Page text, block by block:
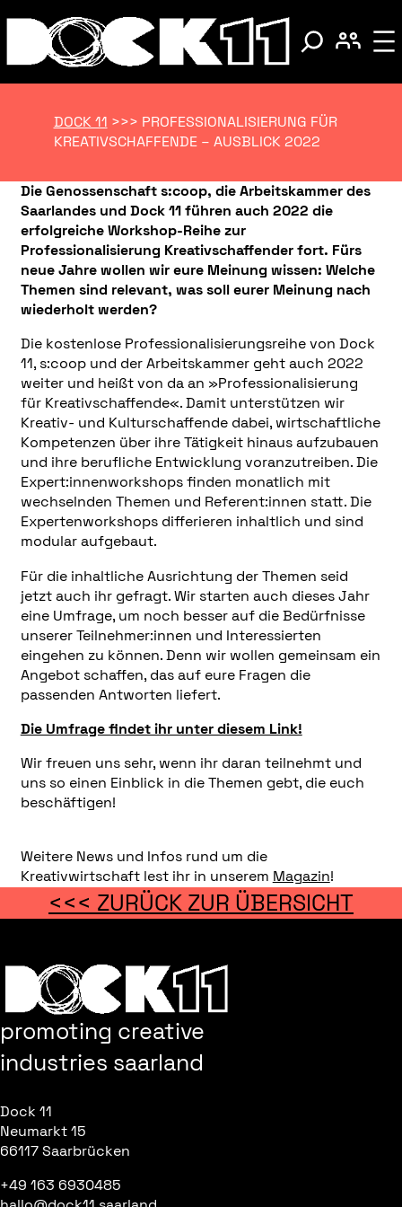
DOCK 11 >>> PROFESSIONALISIERUNG FÜR
KREATIVSCHAFFENDE – AUSBLICK 2022
Die Genossenschaft s:coop, die Arbeitskammer des
Saarlandes und Dock 11 führen auch 2022 die
erfolgreiche Workshop-Reihe zur
Professionalisierung Kreativschaffender fort. Fürs
neue Jahre wollen wir eure Meinung wissen: Welche
Themen sind relevant, was soll eurer Meinung nach
wiederholt werden?
Die kostenlose Professionalisierungsreihe von Dock
11, s:coop und der Arbeitskammer geht auch 2022
weiter und heißt von da an »Professionalisierung
für Kreativschaffende«. Damit unterstützen wir
Kreativ- und Kulturschaffende dabei, wirtschaftliche
Kompetenzen über ihre Tätigkeit hinaus aufzubauen
und ihre berufliche Entwicklung voranzutreiben. Die
Expert:innenworkshops finden monatlich mit
wechselnden Themen und Referent:innen statt. Die
Expertenworkshops differieren inhaltlich und sind
modular aufgebaut.
Für die inhaltliche Ausrichtung der Themen seid
jetzt auch ihr gefragt. Wir starten auch dieses Jahr
eine Umfrage, um noch besser auf die Bedürfnisse
unserer Teilnehmer:innen und Interessierten
eingehen zu können. Denn wir wollen gemeinsam ein
Angebot schaffen, das auf eure Fragen die
passenden Antworten liefert.
Die Umfrage findet ihr unter diesem Link!
Wir freuen uns sehr, wenn ihr daran teilnehmt und
uns so einen Einblick in die Themen gebt, die euch
beschäftigen!
Weitere News und Infos rund um die
Kreativwirtschaft lest ihr in unserem Magazin!
<<< ZURÜCK ZUR ÜBERSICHT
promoting creative
industries saarland
Dock 11
Neumarkt 15
66117 Saarbrücken
+49 163 6930485